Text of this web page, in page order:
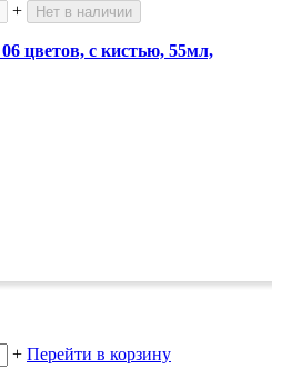
+ Нет в наличии
цветов, с кистью, 55мл,
+ Перейти в корзину